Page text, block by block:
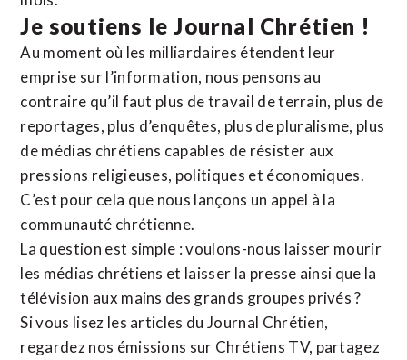
Je soutiens le Journal Chrétien !
Au moment où les milliardaires étendent leur
emprise sur l’information, nous pensons au
contraire qu’il faut plus de travail de terrain, plus de
reportages, plus d’enquêtes, plus de pluralisme, plus
de médias chrétiens capables de résister aux
pressions religieuses, politiques et économiques.
C’est pour cela que nous lançons un appel à la
communauté chrétienne.
La question est simple : voulons-nous laisser mourir
les médias chrétiens et laisser la presse ainsi que la
télévision aux mains des grands groupes privés ?
Si vous lisez les articles du Journal Chrétien,
regardez nos émissions sur Chrétiens TV, partagez